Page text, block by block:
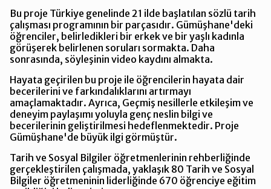
Bu proje Türkiye genelinde 21 ilde başlatılan sözlü tarih
çalışması programının bir parçasıdır. Gümüşhane'deki
öğrenciler, belirledikleri bir erkek ve bir yaşlı kadınla
görüşerek belirlenen soruları sormakta. Daha
sonrasında, söyleşinin video kaydını almakta.
Hayata geçirilen bu proje ile öğrencilerin hayata dair
becerilerini ve farkındalıklarını artırmayı
amaçlamaktadır. Ayrıca, Geçmiş nesillerle etkileşim ve
deneyim paylaşımı yoluyla genç neslin bilgi ve
becerilerinin geliştirilmesi hedeflenmektedir. Proje
Gümüşhane'de büyük ilgi görmüştür.
Tarih ve Sosyal Bilgiler öğretmenlerinin rehberliğinde
gerçekleştirilen çalışmada, yaklaşık 80 Tarih ve Sosyal
Bilgiler öğretmeninin liderliğinde 670 öğrenciye eğitim